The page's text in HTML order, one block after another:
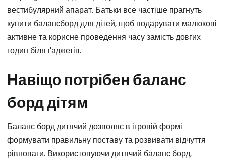
вестибулярний апарат. Батьки все частіше прагнуть
купити балансборд для дітей, щоб подарувати малюкові
активне та корисне проведення часу замість довгих
годин біля ґаджетів.
Навіщо потрібен баланс
борд дітям
Баланс борд дитячий дозволяє в ігровій формі
формувати правильну поставу та розвивати відчуття
рівноваги. Використовуючи дитячий баланс борд,